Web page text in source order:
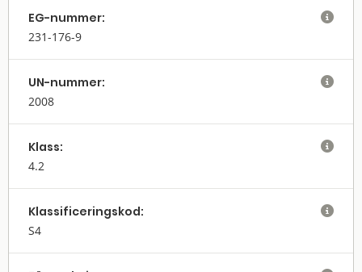
EG-nummer:
231-176-9

UN-nummer:
2008

Klass:
4.2

Klassifi­cerings­kod:
S4
